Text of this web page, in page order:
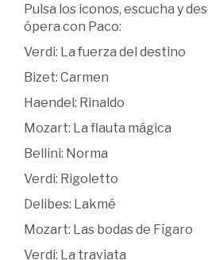
Pulsa los iconos, escucha y
ópera con Paco:
Verdi: La fuerza del destino
Bizet: Carmen
Haendel: Rinaldo
Mozart: La flauta mágica
Bellini: Norma
Verdi: Rigoletto
Delibes: Lakmé
Mozart: Las bodas de Fígaro
Verdi: La traviata